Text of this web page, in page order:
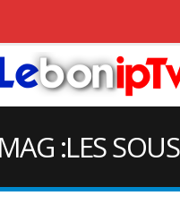
MAG :LES